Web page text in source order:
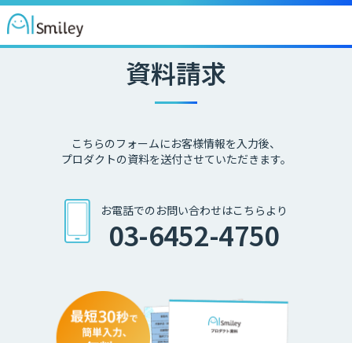
資料請求
こちらのフォームにお客様情報を入力後、
プロダクトの資料を送付させていただきます。
お電話でのお問い合わせはこちらより
03-6452-4750